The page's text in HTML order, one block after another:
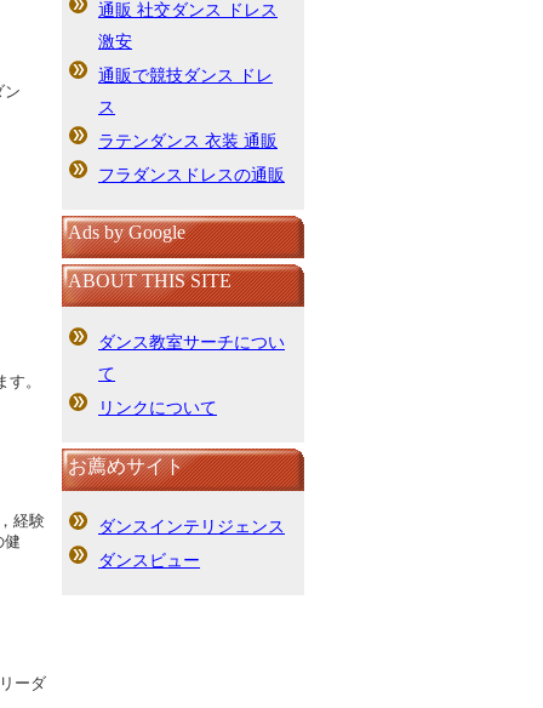
ン
。
経験
健
ーダ
通販 社交ダンス ドレス
激安
通販で競技ダンス ドレ
ス
ラテンダンス 衣装 通販
フラダンスドレスの通販
Ads by Google
ABOUT THIS SITE
ダンス教室サーチについ
て
リンクについて
お薦めサイト
ダンスインテリジェンス
ダンスビュー